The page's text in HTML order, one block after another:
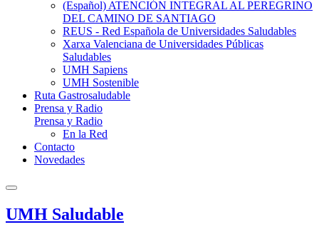
(Español) ATENCIÓN INTEGRAL AL PEREGRINO
DEL CAMINO DE SANTIAGO
REUS - Red Española de Universidades Saludables
Xarxa Valenciana de Universidades Públicas
Saludables
UMH Sapiens
UMH Sostenible
Ruta Gastrosaludable
Prensa y Radio
Prensa y Radio
En la Red
Contacto
Novedades
UMH Saludable